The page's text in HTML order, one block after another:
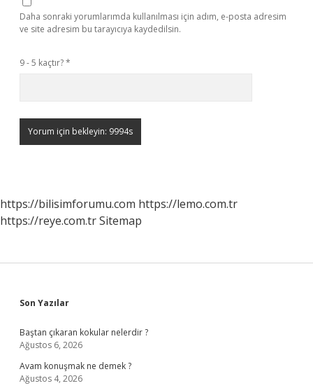
Daha sonraki yorumlarımda kullanılması için adım, e-posta adresim
ve site adresim bu tarayıcıya kaydedilsin.
9 - 5 kaçtır?*
https://bilisimforumu.com https://lemo.com.tr
https://reye.com.trSitemap
Sidebar
Son Yazılar
Baştan çıkaran kokular nelerdir ?
Ağustos 6, 2026
Avam konuşmak ne demek ?
Ağustos 4, 2026